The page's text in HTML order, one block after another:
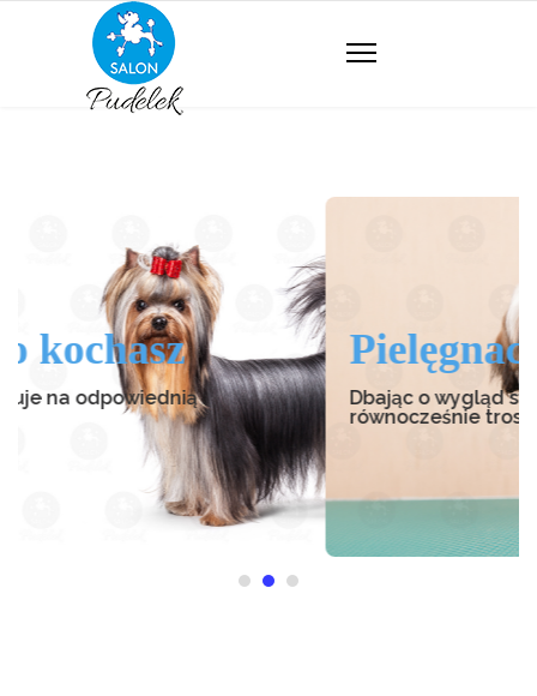
Pielęgnacja to
Dbając o wygląd swojego PSIjaciela,
równocześnie troszczysz się o jego